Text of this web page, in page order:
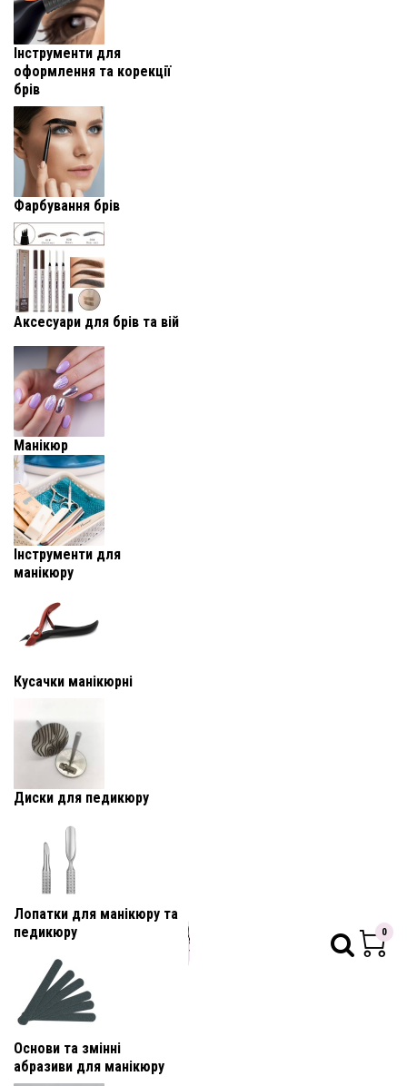
Інструменти для
оформлення та корекції
брів
Фарбування брів
Аксесуари для брів та вій
Манікюр
Інструменти для
манікюру
Кусачки манікюрні
Диски для педикюру
Лопатки для манікюру та
педикюру
Основи та змінні
абразиви для манікюру
0